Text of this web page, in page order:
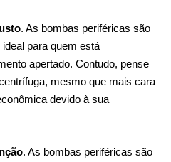
. As bombas periféricas são
para quem está
apertado. Contudo, pense
mesmo que mais cara
devido à sua
. As bombas periféricas são